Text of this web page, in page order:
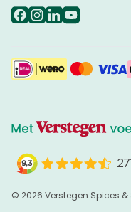
© 2026 Verstegen Spices